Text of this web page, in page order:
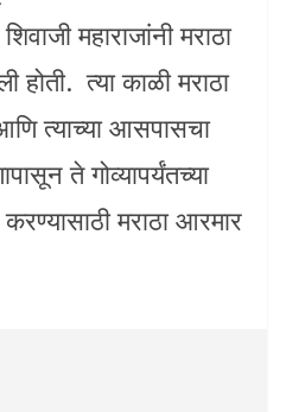
महाराजांनी मराठा
होती. त्या काळी मराठा
त्याच्या आसपासचा
ते गोव्यापर्यंतच्या
मराठा आरमार